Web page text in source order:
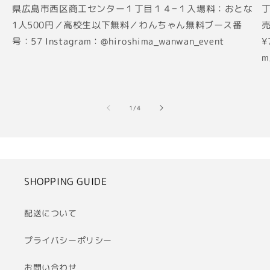
県広島市西区商工センター１丁目１４−１入場料：おとな
1人500円／高校生以下無料／わんちゃん無料ブース番
号：57 Instagram：@hiroshima_wanwan_event
1 /の
4
SHOPPING GUIDE
配送について
プライバシーポリシー
お問い合わせ